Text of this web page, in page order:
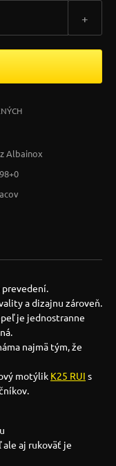
+
Albainox
a dizajnu zároveň.
je jednostranne
najmä tým, že
motýlik K25 RUI s
aj rukoväť je